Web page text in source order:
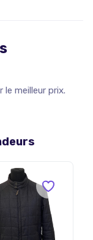
meilleur prix.